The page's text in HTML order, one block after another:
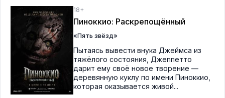
18+
Пиноккио: Раскрепощённый
«Пять звёзд»
Пытаясь вывести внука Джеймса из
тяжёлого состояния, Джеппетто
дарит ему своё новое творение —
деревянную куклу по имени Пиноккио,
которая оказывается живой...